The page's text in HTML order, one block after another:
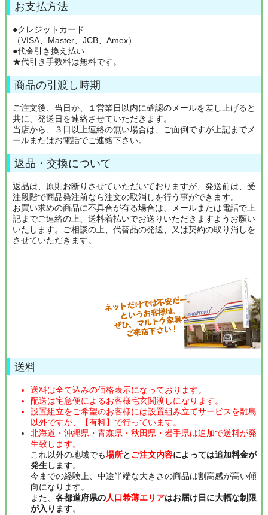
お支払方法
●クレジットカード
（VISA、Master、JCB、Amex）
●代金引き換え払い
★代引き手数料は無料です。
商品の引渡し時期
ご注文後、当日か、１営業日以内に確認のメールを差し上げると
共に、発送日を連絡させていただきます。
当店から、３日以上連絡の無い場合は、ご面倒ですが上記までメ
ールまたはお電話でご連絡下さい。
返品・交換について
返品は、原則お断りさせていただいておりますが、発送前は、受
注段階で商品発注前なら注文の取消しを行う事ができます。
お買い求めの商品に不具合が有る場合は、メールまたは電話で上
記までご連絡の上、送料着払いでお送りいただきますようお願い
いたします。ご相談の上、代替品の発送、又は契約の取り消しを
させていただきます。
送料
送料は全て込みの価格表示になっております。
配送は宅急便によるお客様宅玄関渡しになります。
設置組立をご希望のお客様には設置組み立てサービスを離島
以外ですが、【有料】で行っています。
北海道・沖縄県・青森県・秋田県・岩手県は追加で送料が発
生致します。
これ以外の地域でも場所とご注文内容によっては追加料金が
発生します。
今までの経験上、中途半端な大きさの商品は割高感が高い傾
向になります。
また、 各都道府県の人口希薄エリアはお届け日に大幅な制限
が入ります。